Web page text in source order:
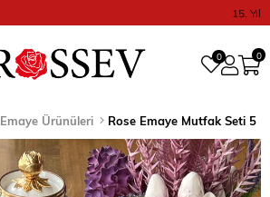
15. Yıl
0
0
Emaye Ürünüleri Rose Emaye Mutfak Seti 5